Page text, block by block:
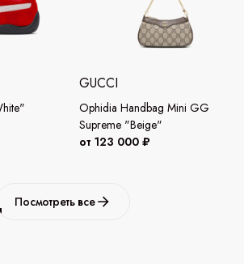
GUCCI
Ophidia Handbag Mini GG
Supreme "Beige"
от 123 000 ₽
Посмотреть все